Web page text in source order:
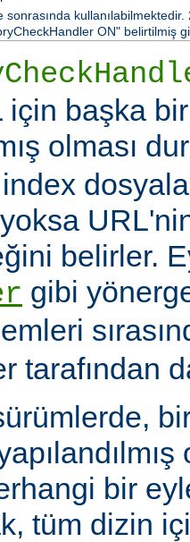
sonrasında
ON" belirtilmiş
için başka
olması
yoksa
belirler.
gibi
tarafından
bir
tüm dizin